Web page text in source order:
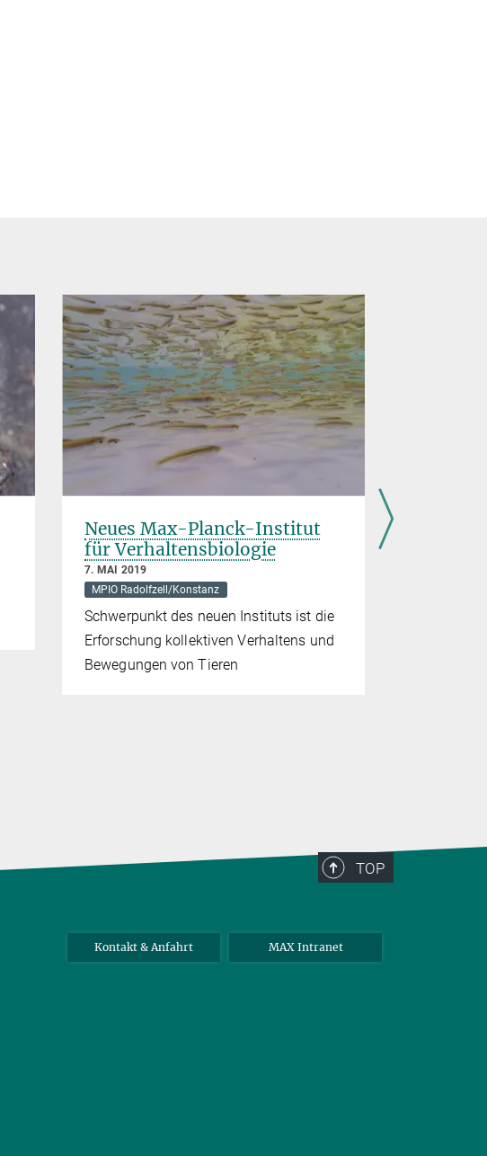
Neues Max-Planck-Institut
für Verhaltensbiologie
7. MAI 2019
MPIO Radolfzell/Konstanz
Schwerpunkt des neuen Instituts ist die
Erforschung kollektiven Verhaltens und
Bewegungen von Tieren
TOP
Kontakt & Anfahrt MAX Intranet